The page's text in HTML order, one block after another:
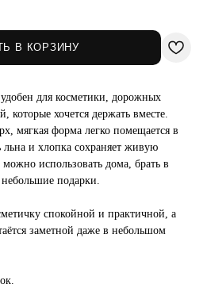
В КОРЗИНУ
для косметики, дорожных
хочется держать вместе.
мягкая форма легко помещается в
и хлопка сохраняет живую
использовать дома, брать в
подарки.
спокойной и практичной, а
заметной даже в небольшом